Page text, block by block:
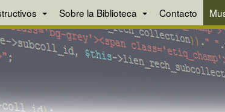
Sobre la Biblioteca Contacto